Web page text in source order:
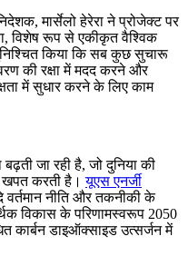
मार्सेलो हेरेरा ने प्रोजेक्ट पर
विशेष रूप से एकीकृत वैश्विक
किया कि सब कुछ सुचारू
की रक्षा में मदद करने और
में सुधार करने के लिए काम
जा रही है, जो दुनिया की
खपत करती है।यूएस एनर्जी
नीति और तकनीकी के
विकास के परिणामस्वरूप 2050
कार्बन डाइऑक्साइड उत्सर्जन में